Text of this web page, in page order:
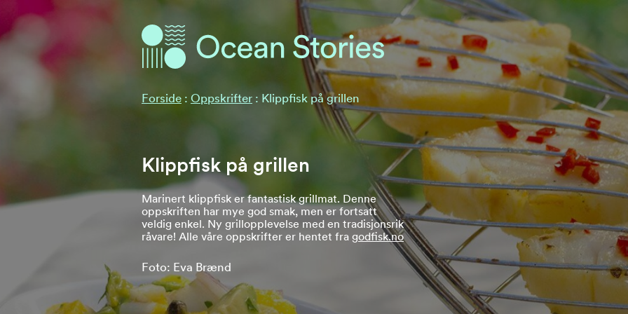
Ocean Stories
Forside : Oppskrifter : Klippfisk på grillen
Klippfisk på grillen
Marinert klippfisk er fantastisk grillmat. Denne
oppskriften har mye god smak, men er fortsatt
veldig enkel. Ny grillopplevelse med en tradisjonsrik
råvare! Alle våre oppskrifter er hentet fra godfisk.no
Foto: Eva Brænd